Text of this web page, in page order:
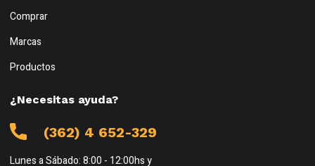
Comprar
Marcas
Productos
¿Necesitas ayuda?
(362) 4 652-329
Lunes a Sábado: 8:00 - 12:00hs y